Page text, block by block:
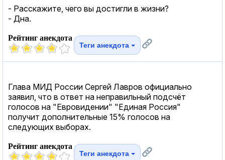
- Расскажите, чего вы достигли в жизни?
- Дна.
Рейтинг анекдота
Теги анекдота
Глава МИД России Сергей Лавров официально
заявил, что в ответ на неправильный подсчёт
голосов на "Евровидении" "Единая Россия"
получит дополнительные 15% голосов на
следующих выборах.
Рейтинг анекдота
Теги анекдота